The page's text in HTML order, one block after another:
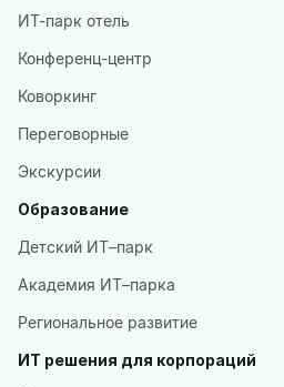
ИТ-парк отель
Конференц-центр
Коворкинг
Переговорные
Экскурсии
Образование
Детский ИТ–парк
Академия ИТ–парка
Региональное развитие
ИТ решения для корпораций